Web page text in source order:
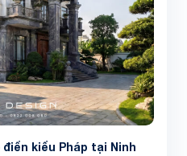
kiểu Pháp tại Ninh